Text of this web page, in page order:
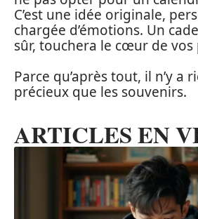
C’est une idée originale,
chargée d’émotions. Un
sûr, touchera le cœur de vos
Parce qu’après tout, il n’y a
précieux que les souvenirs.
ARTICLES EN